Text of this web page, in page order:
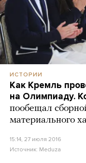
ИСТОРИИ
Как Кремль
на Олимпиаду.
пообещал
материального
15:14, 27 июля 2016
Источник: Meduza